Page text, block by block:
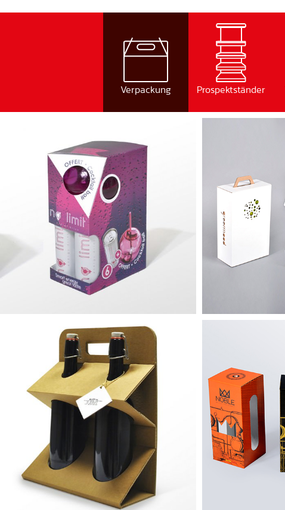
Verpackung Prospektständer